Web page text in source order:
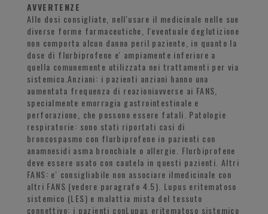
AVVERTENZE
Alle dosi consigliate, nell'usare il medicinale nelle sue
diverse forme farmaceutiche, l'eventuale deglutizione
non comporta alcun danno peril paziente, in quanto la
dose di flurbiprofene e' ampiamente inferiore a
quella comunemente utilizzata nei trattamenti per via
sistemica.Anziani: i pazienti anziani hanno una
aumentata frequenza di reazioniavverse ai FANS,
specialmente emorragia gastrointestinale e
perforazione, che possono essere fatali. Patologie
respiratorie: sono stati riportati casi di
broncospasmo con flurbiprofene in pazienti con
anamnesidi asma bronchiale o allergie. Flurbiprofene
deve essere usato con cautela in questi pazienti. Altri
FANS: e' consigliabile non associare ilmedicinale con
altri FANS (vedere paragrafo 4.5). Lupus eritematoso
sistemico (LES) e malattia mista del tessuto
connettivo: i pazienti conLupus eritematoso sistemico